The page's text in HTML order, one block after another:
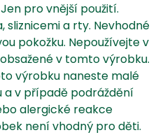
Jen pro vnější použití.
a rty. Nevhodné
pokožku. Nepoužívejte v
v tomto výrobku.
výrobku naneste malé
a v případě podráždění
alergické reakce
není vhodný pro děti.